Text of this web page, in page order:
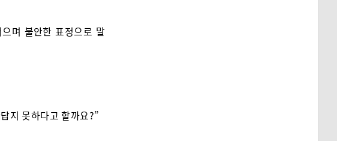
며 불안한 표정으로 말
지 못하다고 할까요?”